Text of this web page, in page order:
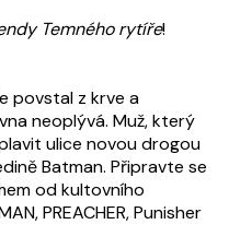
Temného rytíře!
povstal z krve a
neoplývá. Muž, který
ulice novou drogou
Batman. Připravte se
od kultovního
PREACHER, Punisher